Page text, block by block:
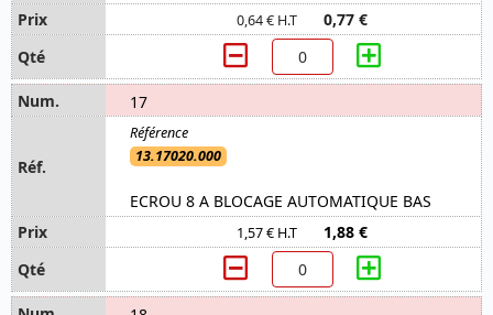
0,64 € H.T 0,77 €
17
13.17020.000
ECROU 8 A BLOCAGE AUTOMATIQUE BAS
1,57 € H.T 1,88 €